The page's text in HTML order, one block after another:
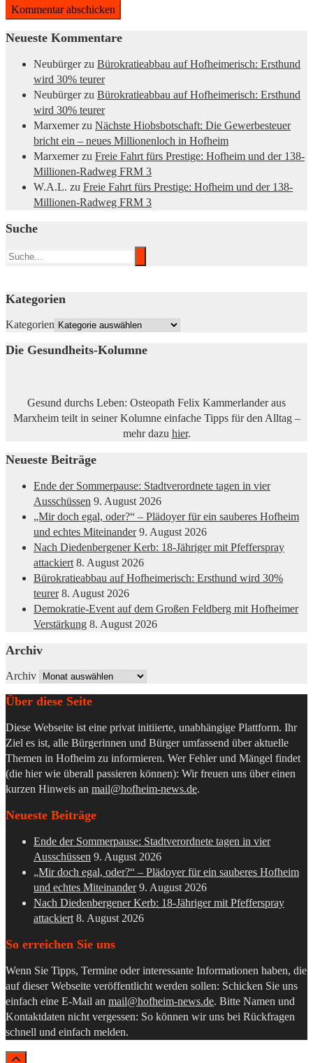
Neueste Kommentare
Neubürgerzu Bürokratieabbau auf Hofheimerisch: Ersthund
wird 30% teurer
Neubürgerzu Bürokratieabbau auf Hofheimerisch: Ersthund
wird 30% teurer
Marxemerzu Nächste Hiobsbotschaft: Die Gewerbesteuer
bricht ein – neues Millionenloch in Hofheim
Marxemerzu Freie Fahrt fürs Prestige: Hofheim und der 138-
Millionen-Radweg FRM 3
W.A.L. zu Freie Fahrt fürs Prestige: Hofheim und der 138-
Millionen-Radweg FRM 3
Suche
Kategorien
Kategorien
Die Gesundheits-Kolumne
Gesund durchs Leben: Osteopath Felix Kammerlander aus
Marxheim teilt in seiner Kolumne einfache Tipps für den Alltag –
mehr dazu hier.
Neueste Beiträge
Ende der Sommerpause: Stadtverordnete tagen in vier
Ausschüssen 9. August 2026
„Mir doch egal, oder?“ – Plädoyer für ein sauberes Hofheim
und echtes Miteinander 9. August 2026
Nach Diedenbergener Kerb: 18-Jähriger mit Pfefferspray
attackiert 8. August 2026
Bürokratieabbau auf Hofheimerisch: Ersthund wird 30%
teurer 8. August 2026
Demokratie-Event auf dem Großen Feldberg mit Hofheimer
Verstärkung 8. August 2026
Archiv
Archiv
Über diese Seite
Diese Webseite ist eine privat initiierte, unabhängige Plattform. Ihr
Ziel es ist, alle Bürgerinnen und Bürger umfassend über aktuelle
Themen in Hofheim zu informieren. Wer Fehler und Mängel findet
(die hier wie überall passieren können): Wir freuen uns über einen
kurzen Hinweis an mail@hofheim-news.de.
Neueste Beiträge
Ende der Sommerpause: Stadtverordnete tagen in vier
Ausschüssen 9. August 2026
„Mir doch egal, oder?“ – Plädoyer für ein sauberes Hofheim
und echtes Miteinander 9. August 2026
Nach Diedenbergener Kerb: 18-Jähriger mit Pfefferspray
attackiert 8. August 2026
So erreichen Sie uns
Wenn Sie Tipps, Termine oder interessante Informationen haben, die
auf dieser Webseite veröffentlicht werden sollen: Schicken Sie uns
einfach eine E-Mail an mail@hofheim-news.de. Bitte Namen und
Kontaktdaten nicht vergessen: So können wir uns bei Rückfragen
schnell und einfach melden.